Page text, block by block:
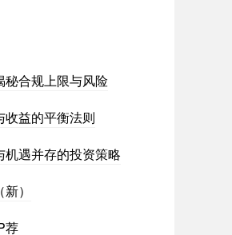
秘合规上限与风险
收益的平衡法则
遇并存的投资策略
）
荐